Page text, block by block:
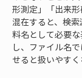
形測定」「出来
混在すると、検
料名として必要
し、ファイル名
せると扱いやすく